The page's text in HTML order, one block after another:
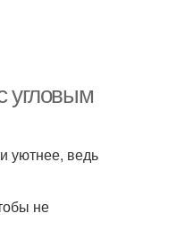
угловым
уютнее, ведь
не